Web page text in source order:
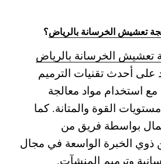
تعشيش الخرسانة بالرياض؟
تعشيش الخرسانة بالرياض
على أحدث تقنيات الترميم
استخدام مواد معالجة
القوة والمتانة. كما
بواسطة فريق من
ذوي الخبرة الواسعة في مجال
وترميم المنشآت.